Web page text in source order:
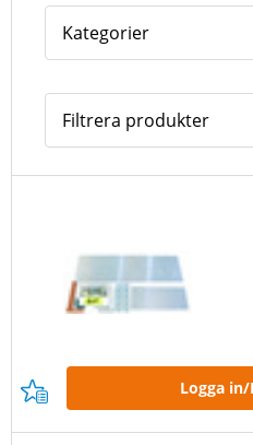
Kategorier
Filtrera produkter
Logga